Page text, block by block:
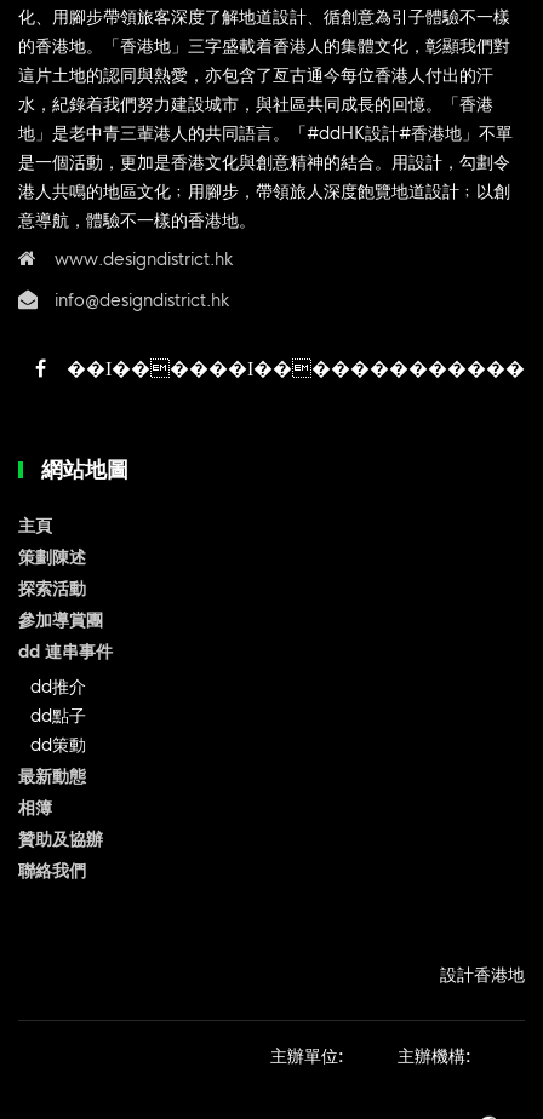
化、用腳步帶領旅客深度了解地道設計、循創意為引子體驗不一樣
的香港地。「香港地」三字盛載着香港人的集體文化，彰顯我們對
這片土地的認同與熱愛，亦包含了亙古通今每位香港人付出的汗
水，紀錄着我們努力建設城市，與社區共同成長的回憶。「香港
地」是老中青三輩港人的共同語言。「#ddHK設計#香港地」不單
是一個活動，更加是香港文化與創意精神的結合。用設計，勾劃令
港人共鳴的地區文化﹔用腳步，帶領旅人深度飽覽地道設計﹔以創
意導航，體驗不一樣的香港地。
www.designdistrict.hk
info@designdistrict.hk
網站地圖
主頁
策劃陳述
探索活動
參加導賞團
dd 連串事件
dd推介
dd點子
dd策動
最新動態
相簿
贊助及協辦
聯絡我們
設計香港地
主辦單位: 主辦機構: